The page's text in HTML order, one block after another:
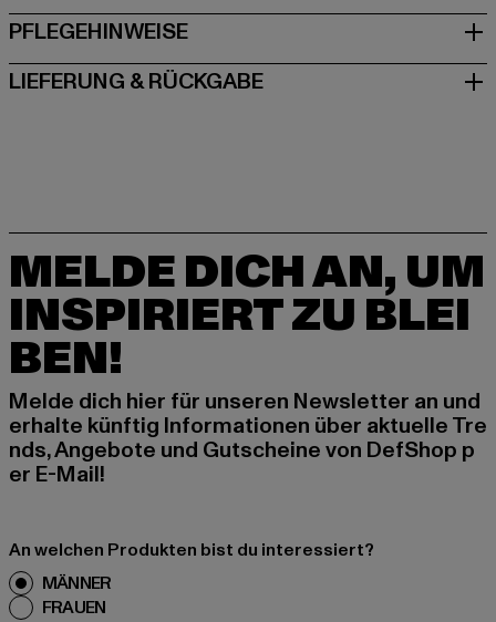
PFLEGEHINWEISE
LIEFERUNG & RÜCKGABE
MELDE DICH AN, UM
INSPIRIERT ZU BLEI
BEN!
Melde dich hier für unseren Newsletter an und
erhalte künftig Informationen über aktuelle Tre
nds, Angebote und Gutscheine von DefShop p
er E-Mail!
An welchen Produkten bist du interessiert?
MÄNNER
FRAUEN